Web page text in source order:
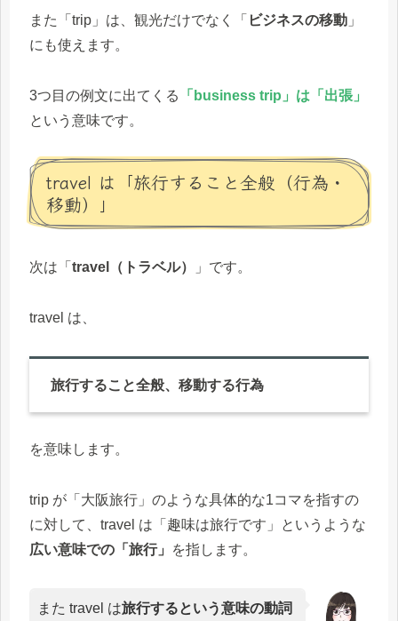
また「trip」は、観光だけでなく「 ビジネスの移動 」
にも使えます。
3つ目の例文に出てくる
「business trip」は「出張」
という意味です。
travel は「旅行すること全般（行為・
移動）」
次は「 travel（トラベル） 」です。
travel は、
旅行すること全般、移動する行為
を意味します。
trip が「大阪旅行」のような具体的な1コマを指すの
に対して、travel は「趣味は旅行です」というような
広い意味での「旅行」
を指します。
また travel は旅行するという意味の動詞